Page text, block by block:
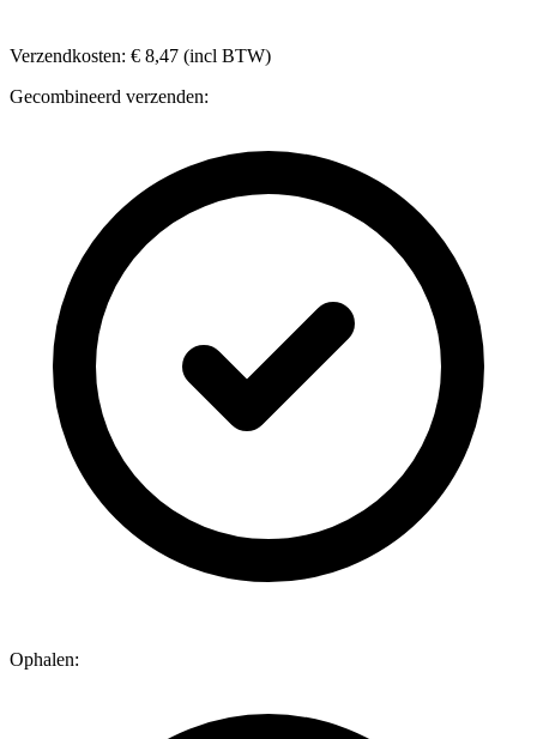
Verzendkosten: € 8,47 (incl BTW)
Gecombineerd verzenden:
Ophalen: